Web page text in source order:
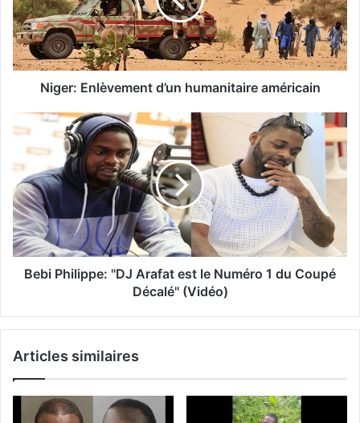
Niger: Enlèvement d’un humanitaire américain
Bebi Philippe: ''DJ Arafat est le Numéro 1 du Coupé
Décalé'' (Vidéo)
Articles similaires